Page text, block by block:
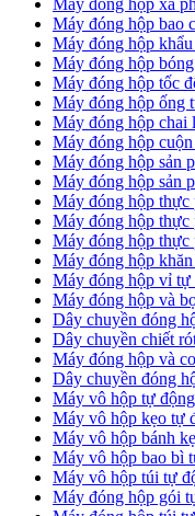
Máy đóng hộp bao
Máy đóng hộp
Máy đóng hộp
Máy đóng hộp tốc
Máy đóng hộp ống
Máy đóng hộp chai
Máy đóng hộp
Máy đóng hộp sản
Máy đóng hộp sản
Máy đóng hộp thực
Máy đóng hộp thực
Máy đóng hộp thực
Máy đóng hộp
Máy đóng hộp vỉ tự
Máy đóng hộp và
Dây chuyền đóng
Dây chuyền chiết
Máy đóng hộp và
Dây chuyền đóng
Máy vô hộp tự động
Máy vô hộp kẹo tự
Máy vô hộp bánh
Máy vô hộp bao bì
Máy vô hộp túi tự
Máy đóng hộp gói